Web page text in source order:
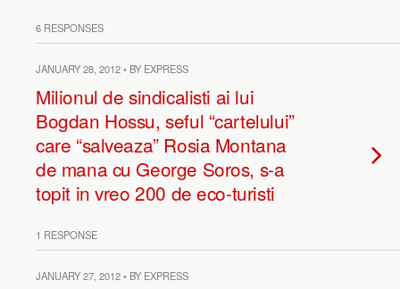
6 RESPONSES
JANUARY 28, 2012 • BY EXPRESS
Milionul de sindicalisti ai lui
Bogdan Hossu, seful “cartelului”
care “salveaza” Rosia Montana
de mana cu George Soros, s-a
topit in vreo 200 de eco-turisti
1 RESPONSE
JANUARY 27, 2012 • BY EXPRESS